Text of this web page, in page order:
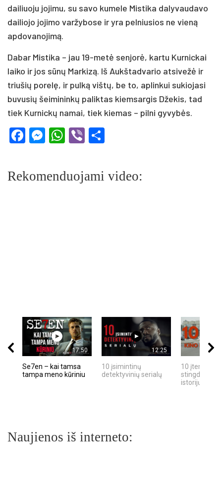
dailiuoju jojimu, su savo kumele Mistika dalyvaudavo
dailiojo jojimo varžybose ir yra pelniusios ne vieną
apdovanojimą.
Dabar Mistika – jau 19-metė senjorė, kartu Kurnickai
laiko ir jos sūnų Markizą. Iš Aukštadvario atsivežė ir
triušių porelę, ir pulką vištų, be to, aplinkui sukiojasi
buvusių šeimininkų paliktas kiemsargis Džekis, tad
tiek Kurnickų namai, tiek kiemas – pilni gyvybės.
Facebook
Messenger
WhatsApp
Viber
Rekomenduojami video:
17:50
Se7en – kai tamsa
tampa meno kūriniu
12:25
10 įsimintinų
detektyvinių serialų
10 įtemptų,
stingdančių
istorijų
Naujienos iš interneto: